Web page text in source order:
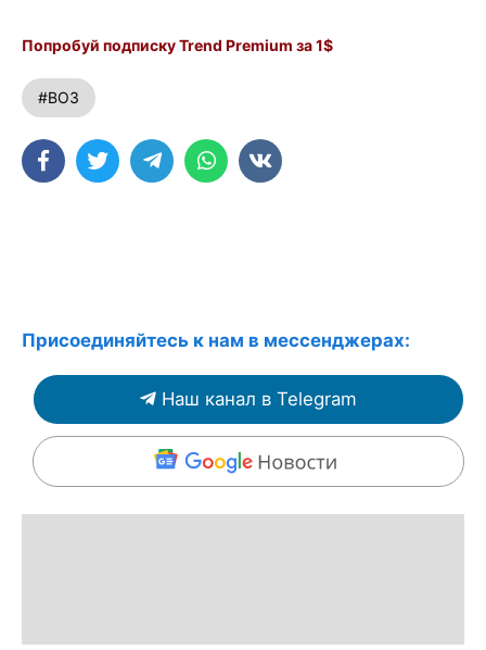
Попробуй подписку Trend Premium за 1$
#ВОЗ
Присоединяйтесь к нам в мессенджерах:
Наш канал в Telegram